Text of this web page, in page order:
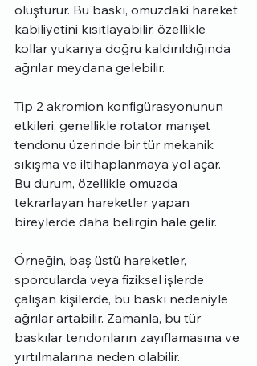
oluşturur. Bu baskı, omuzdaki hareket
kabiliyetini kısıtlayabilir, özellikle
kollar yukarıya doğru kaldırıldığında
ağrılar meydana gelebilir.
Tip 2 akromion konfigürasyonunun
etkileri, genellikle rotator manşet
tendonu üzerinde bir tür mekanik
sıkışma ve iltihaplanmaya yol açar.
Bu durum, özellikle omuzda
tekrarlayan hareketler yapan
bireylerde daha belirgin hale gelir.
Örneğin, baş üstü hareketler,
sporcularda veya fiziksel işlerde
çalışan kişilerde, bu baskı nedeniyle
ağrılar artabilir. Zamanla, bu tür
baskılar tendonların zayıflamasına ve
yırtılmalarına neden olabilir.